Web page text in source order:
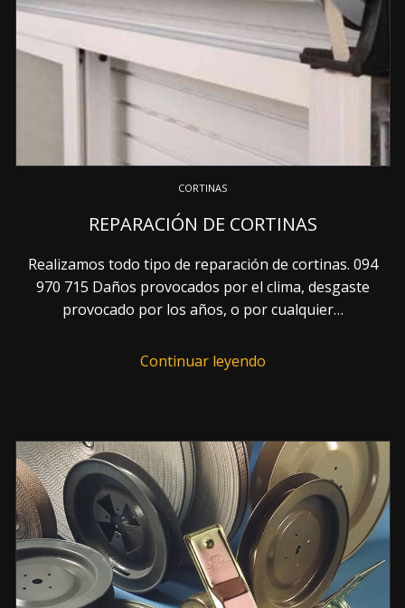
CORTINAS
REPARACIÓN DE CORTINAS
Realizamos todo tipo de reparación de cortinas. 094
970 715 Daños provocados por el clima, desgaste
provocado por los años, o por cualquier…
Continuar leyendo